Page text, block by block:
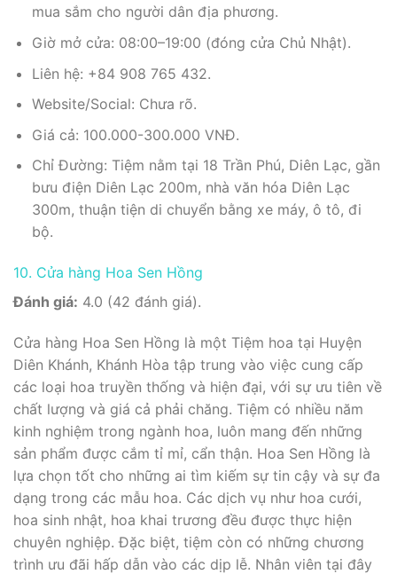
mua sắm cho người dân địa phương.
Giờ mở cửa: 08:00–19:00 (đóng cửa Chủ Nhật).
Liên hệ: +84 908 765 432.
Website/Social: Chưa rõ.
Giá cả: 100.000-300.000 VNĐ.
Chỉ Đường: Tiệm nằm tại 18 Trần Phú, Diên Lạc, gần
bưu điện Diên Lạc 200m, nhà văn hóa Diên Lạc
300m, thuận tiện di chuyển bằng xe máy, ô tô, đi
bộ.
10. Cửa hàng Hoa Sen Hồng
Đánh giá: 4.0 (42 đánh giá).
Cửa hàng Hoa Sen Hồng là một Tiệm hoa tại Huyện
Diên Khánh, Khánh Hòa tập trung vào việc cung cấp
các loại hoa truyền thống và hiện đại, với sự ưu tiên về
chất lượng và giá cả phải chăng. Tiệm có nhiều năm
kinh nghiệm trong ngành hoa, luôn mang đến những
sản phẩm được cắm tỉ mỉ, cẩn thận. Hoa Sen Hồng là
lựa chọn tốt cho những ai tìm kiếm sự tin cậy và sự đa
dạng trong các mẫu hoa. Các dịch vụ như hoa cưới,
hoa sinh nhật, hoa khai trương đều được thực hiện
chuyên nghiệp. Đặc biệt, tiệm còn có những chương
trình ưu đãi hấp dẫn vào các dịp lễ. Nhân viên tại đây